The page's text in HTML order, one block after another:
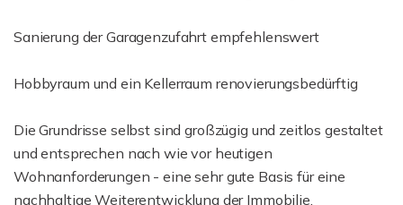
Sanierung der Garagenzufahrt empfehlenswert
Hobbyraum und ein Kellerraum renovierungsbedürftig
Die Grundrisse selbst sind großzügig und zeitlos gestaltet
und entsprechen nach wie vor heutigen
Wohnanforderungen - eine sehr gute Basis für eine
nachhaltige Weiterentwicklung der Immobilie.